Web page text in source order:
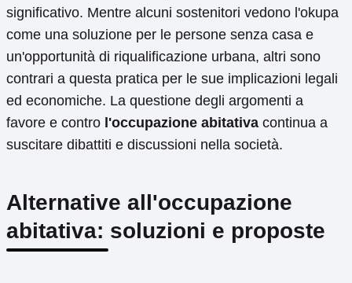
significativo. Mentre alcuni sostenitori vedono l'okupa
come una soluzione per le persone senza casa e
un'opportunità di riqualificazione urbana, altri sono
contrari a questa pratica per le sue implicazioni legali
ed economiche. La questione degli argomenti a
favore e contro l'occupazione abitativa continua a
suscitare dibattiti e discussioni nella società.
Alternative all'occupazione
abitativa: soluzioni e proposte